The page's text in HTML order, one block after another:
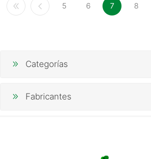
5 6 7 8
Categorías
Fabricantes